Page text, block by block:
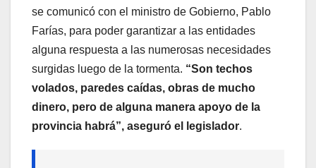
se comunicó con el ministro de Gobierno, Pablo
Farías, para poder garantizar a las entidades
alguna respuesta a las numerosas necesidades
surgidas luego de la tormenta. “Son techos
volados, paredes caídas, obras de mucho
dinero, pero de alguna manera apoyo de la
provincia habrá”, aseguró el legislador.